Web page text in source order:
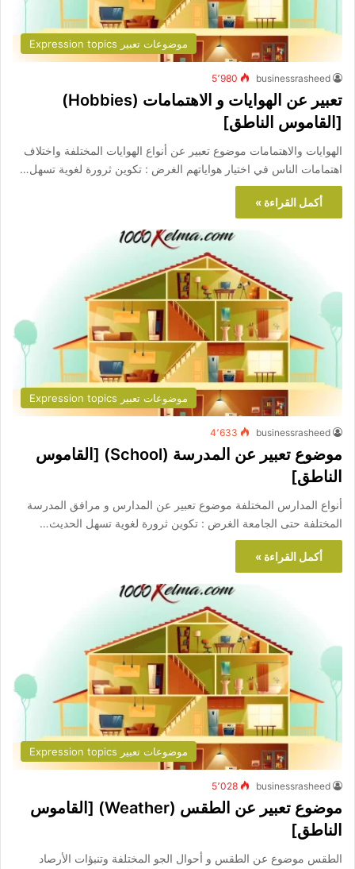
موضوعات تعبير Expression topics
businessrasheed 5٬980
تعبير عن الهوايات و الاهتمامات (Hobbies)
[القاموس الناطق]
الهوايات والاهتمامات موضوع تعبير عن أنواع الهوايات المختلفة واختلاف
اهتمامات الناس في اختيار هواياتهم الغرض : تكوين ثرورة لغوية تسهل…
أكمل القراءة »
موضوعات تعبير Expression topics
businessrasheed 4٬633
موضوع تعبير عن المدرسة (School) [القاموس
الناطق]
أنواع المدارس المختلفة موضوع تعبير عن المدارس و مرافق المدرسة
المختلفة حتى الجامعة الغرض : تكوين ثرورة لغوية تسهل الحديث…
أكمل القراءة »
موضوعات تعبير Expression topics
businessrasheed 5٬028
موضوع تعبير عن الطقس (Weather) [القاموس
الناطق]
الطقس موضوع عن الطقس و أحوال الجو المختلفة وتنبؤات الأرصاد